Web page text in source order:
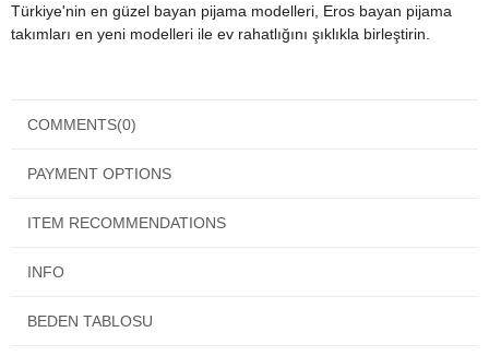
Türkiye'nin en güzel bayan pijama modelleri, Eros bayan pijama
takımları en yeni modelleri ile ev rahatlığını şıklıkla birleştirin.
talimatına uyduğunuz taktirde daha uzun süre kullanabileceksiniz.
COMMENTS(0)
PAYMENT OPTIONS
ITEM RECOMMENDATIONS
INFO
BEDEN TABLOSU